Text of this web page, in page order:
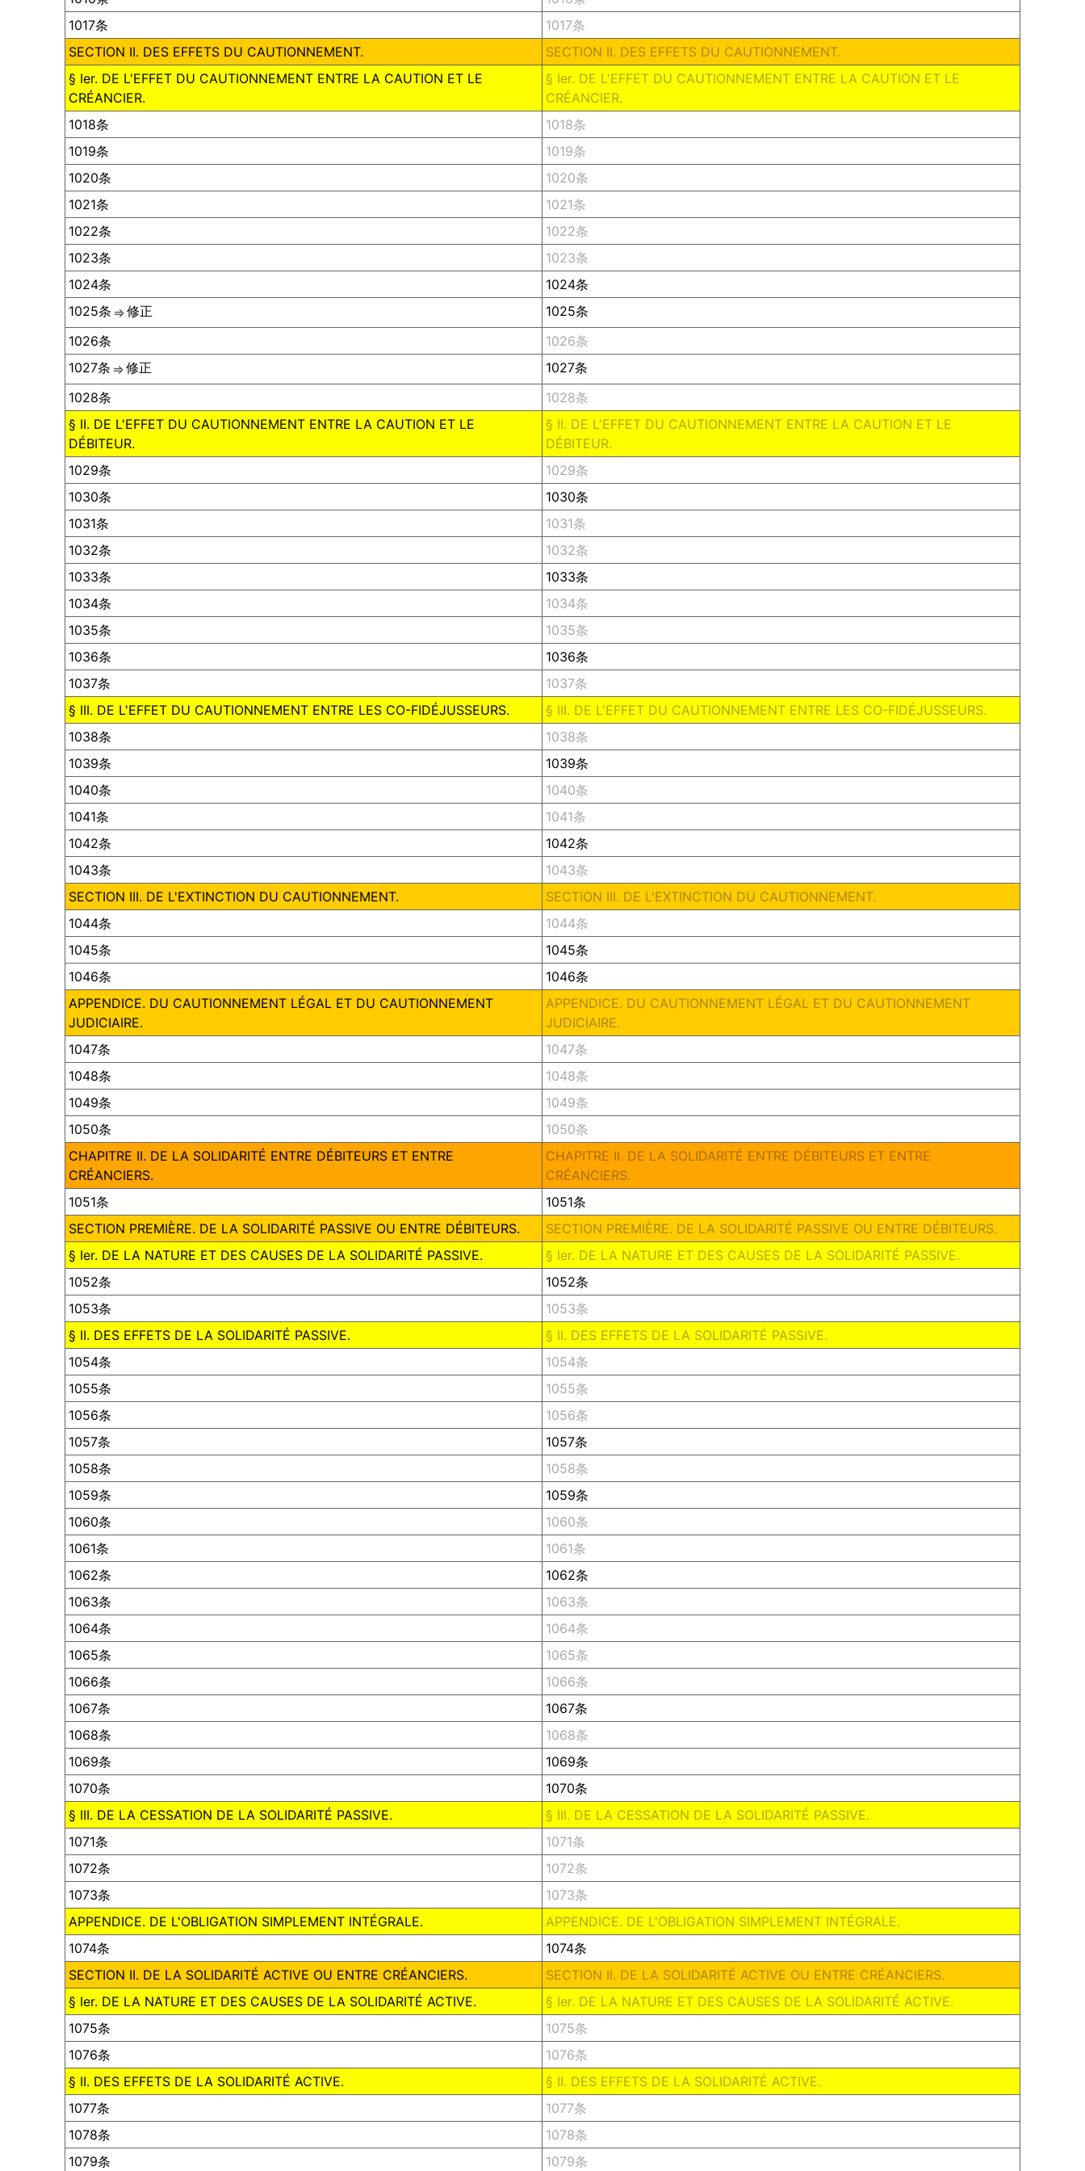
1017条
1017条
SECTION II. DES EFFETS DU CAUTIONNEMENT.
SECTION II. DES EFFETS DU CAUTIONNEMENT.
§ Ier. DE L'EFFET DU CAUTIONNEMENT ENTRE LA CAUTION ET LE
CRÉANCIER.
§ Ier. DE L'EFFET DU CAUTIONNEMENT ENTRE LA CAUTION ET LE
CRÉANCIER.
1018条
1018条
1019条
1019条
1020条
1020条
1021条
1021条
1022条
1022条
1023条
1023条
1024条
1024条
1025条 ⇒修正
1025条
1026条
1026条
1027条 ⇒修正
1027条
1028条
1028条
§ II. DE L'EFFET DU CAUTIONNEMENT ENTRE LA CAUTION ET LE
DÉBITEUR.
§ II. DE L'EFFET DU CAUTIONNEMENT ENTRE LA CAUTION ET LE
DÉBITEUR.
1029条
1029条
1030条
1030条
1031条
1031条
1032条
1032条
1033条
1033条
1034条
1034条
1035条
1035条
1036条
1036条
1037条
1037条
§ III. DE L'EFFET DU CAUTIONNEMENT ENTRE LES CO-FIDÉJUSSEURS.
§ III. DE L'EFFET DU CAUTIONNEMENT ENTRE LES CO-FIDÉJUSSEURS.
1038条
1038条
1039条
1039条
1040条
1040条
1041条
1041条
1042条
1042条
1043条
1043条
SECTION III. DE L'EXTINCTION DU CAUTIONNEMENT.
SECTION III. DE L'EXTINCTION DU CAUTIONNEMENT.
1044条
1044条
1045条
1045条
1046条
1046条
APPENDICE. DU CAUTIONNEMENT LÉGAL ET DU CAUTIONNEMENT
JUDICIAIRE.
APPENDICE. DU CAUTIONNEMENT LÉGAL ET DU CAUTIONNEMENT
JUDICIAIRE.
1047条
1047条
1048条
1048条
1049条
1049条
1050条
1050条
CHAPITRE II. DE LA SOLIDARITÉ ENTRE DÉBITEURS ET ENTRE
CRÉANCIERS.
CHAPITRE II. DE LA SOLIDARITÉ ENTRE DÉBITEURS ET ENTRE
CRÉANCIERS.
1051条
1051条
SECTION PREMIÈRE. DE LA SOLIDARITÉ PASSIVE OU ENTRE DÉBITEURS.
SECTION PREMIÈRE. DE LA SOLIDARITÉ PASSIVE OU ENTRE DÉBITEURS.
§ Ier. DE LA NATURE ET DES CAUSES DE LA SOLIDARITÉ PASSIVE.
§ Ier. DE LA NATURE ET DES CAUSES DE LA SOLIDARITÉ PASSIVE.
1052条
1052条
1053条
1053条
§ II. DES EFFETS DE LA SOLIDARITÉ PASSIVE.
§ II. DES EFFETS DE LA SOLIDARITÉ PASSIVE.
1054条
1054条
1055条
1055条
1056条
1056条
1057条
1057条
1058条
1058条
1059条
1059条
1060条
1060条
1061条
1061条
1062条
1062条
1063条
1063条
1064条
1064条
1065条
1065条
1066条
1066条
1067条
1067条
1068条
1068条
1069条
1069条
1070条
1070条
§ III. DE LA CESSATION DE LA SOLIDARITÉ PASSIVE.
§ III. DE LA CESSATION DE LA SOLIDARITÉ PASSIVE.
1071条
1071条
1072条
1072条
1073条
1073条
APPENDICE. DE L'OBLIGATION SIMPLEMENT INTÉGRALE.
APPENDICE. DE L'OBLIGATION SIMPLEMENT INTÉGRALE.
1074条
1074条
SECTION II. DE LA SOLIDARITÉ ACTIVE OU ENTRE CRÉANCIERS.
SECTION II. DE LA SOLIDARITÉ ACTIVE OU ENTRE CRÉANCIERS.
§ Ier. DE LA NATURE ET DES CAUSES DE LA SOLIDARITÉ ACTIVE.
§ Ier. DE LA NATURE ET DES CAUSES DE LA SOLIDARITÉ ACTIVE.
1075条
1075条
1076条
1076条
§ II. DES EFFETS DE LA SOLIDARITÉ ACTIVE.
§ II. DES EFFETS DE LA SOLIDARITÉ ACTIVE.
1077条
1077条
1078条
1078条
1079条
1079条